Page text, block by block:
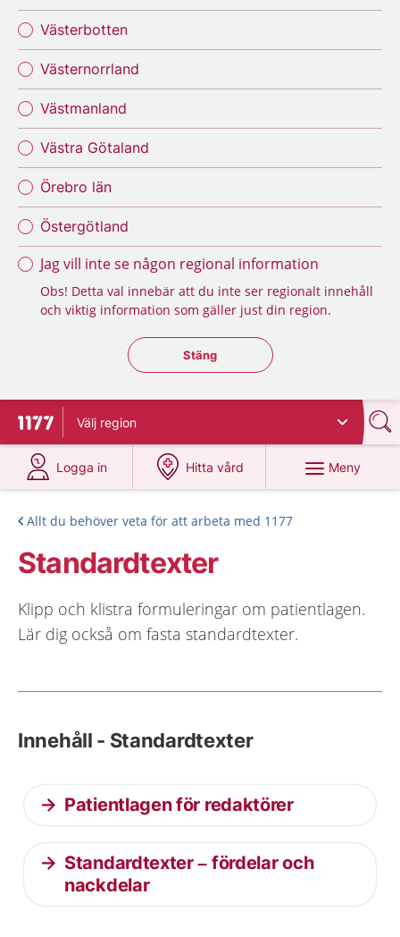
Västerbotten
Västernorrland
Västmanland
Västra Götaland
Örebro län
Östergötland
Jag vill inte se någon regional information
Obs! Detta val innebär att du inte ser regionalt innehåll
och viktig information som gäller just din region.
Stäng regionsväljaren
Stäng
Till startsidan för 1177
Välj region
Logga in
på 1177.se
Hitta vård
på 1177.se
Meny
Allt du behöver veta för att arbeta med 1177
Standardtexter
Klipp och klistra formuleringar om patientlagen.
Lär dig också om fasta standardtexter.
Innehåll - Standardtexter
Patientlagen för redaktörer
Standardtexter – fördelar och
nackdelar